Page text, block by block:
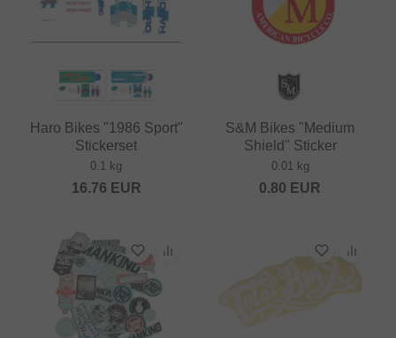
Haro Bikes "1986 Sport"
Stickerset
0.1 kg
16.76 EUR
S&M Bikes "Medium
Shield" Sticker
0.01 kg
0.80 EUR